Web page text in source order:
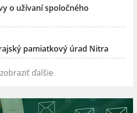
o užívaní spoločného
pamiatkový úrad Nitra
zobraziť ďalšie